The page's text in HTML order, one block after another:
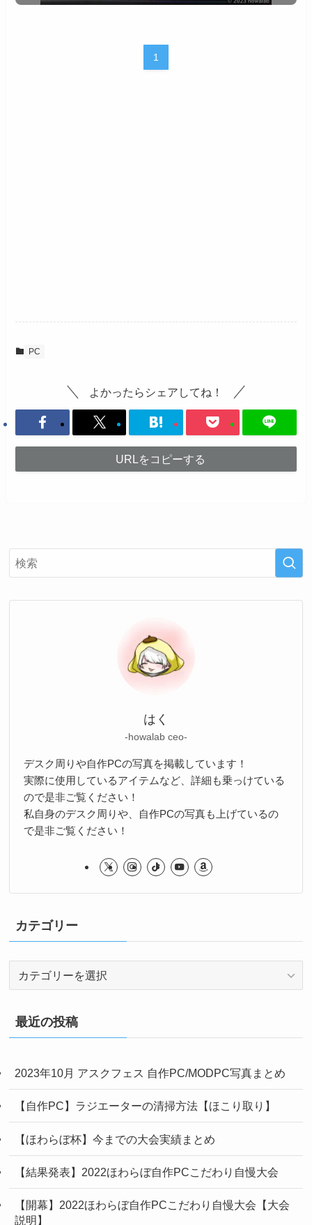
1
PC
よかったらシェアしてね！
URLをコピーする
はく
-howalab ceo-
デスク周りや自作PCの写真を掲載しています！
実際に使用しているアイテムなど、詳細も乗っけている
ので是非ご覧ください！
私自身のデスク周りや、自作PCの写真も上げているの
で是非ご覧ください！
カテゴリー
リ
ー
最近の投稿
2023年10月 アスクフェス 自作PC/MODPC写真まとめ
【自作PC】ラジエーターの清掃方法【ほこり取り】
【ほわらぼ杯】今までの大会実績まとめ
【結果発表】2022ほわらぼ自作PCこだわり自慢大会
【開幕】2022ほわらぼ自作PCこだわり自慢大会【大会
説明】